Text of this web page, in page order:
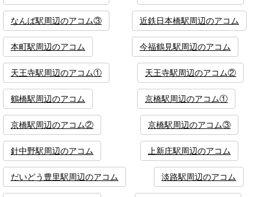
なんば駅周辺のアコム③ 近鉄日本橋駅周辺のアコム
本町駅周辺のアコム 今福鶴見駅周辺のアコム
天王寺駅周辺のアコム① 天王寺駅周辺のアコム②
鶴橋駅周辺のアコム 京橋駅周辺のアコム①
京橋駅周辺のアコム② 京橋駅周辺のアコム③
針中野駅周辺のアコム 上新庄駅周辺のアコム
だいどう豊里駅周辺のアコム 淡路駅周辺のアコム